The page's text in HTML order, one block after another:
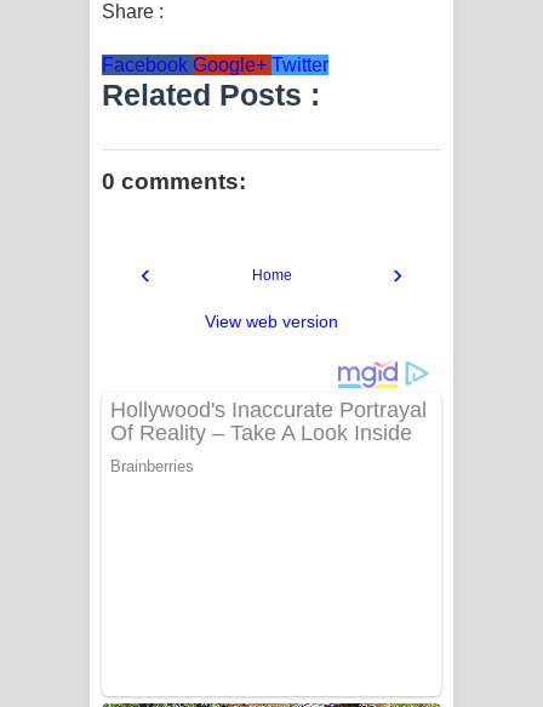
Share :
Facebook Google+ Twitter
Related Posts :
0 comments:
‹ ›
Home
View web version